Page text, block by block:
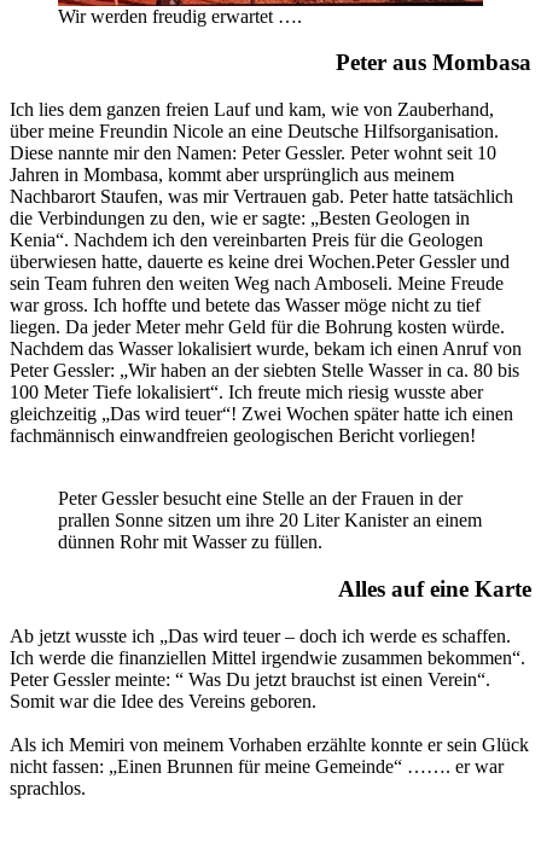
Wir werden freudig erwartet ….
Peter aus Mombasa
Ich lies dem ganzen freien Lauf und kam, wie von Zauberhand,
über meine Freundin Nicole an eine Deutsche Hilfsorganisation.
Diese nannte mir den Namen: Peter Gessler. Peter wohnt seit 10
Jahren in Mombasa, kommt aber ursprünglich aus meinem
Nachbarort Staufen, was mir Vertrauen gab. Peter hatte tatsächlich
die Verbindungen zu den, wie er sagte: „Besten Geologen in
Kenia“. Nachdem ich den vereinbarten Preis für die Geologen
überwiesen hatte, dauerte es keine drei Wochen.Peter Gessler und
sein Team fuhren den weiten Weg nach Amboseli. Meine Freude
war gross. Ich hoffte und betete das Wasser möge nicht zu tief
liegen. Da jeder Meter mehr Geld für die Bohrung kosten würde.
Nachdem das Wasser lokalisiert wurde, bekam ich einen Anruf von
Peter Gessler: „Wir haben an der siebten Stelle Wasser in ca. 80 bis
100 Meter Tiefe lokalisiert“. Ich freute mich riesig wusste aber
gleichzeitig „Das wird teuer“! Zwei Wochen später hatte ich einen
fachmännisch einwandfreien geologischen Bericht vorliegen!
Peter Gessler besucht eine Stelle an der Frauen in der
prallen Sonne sitzen um ihre 20 Liter Kanister an einem
dünnen Rohr mit Wasser zu füllen.
Alles auf eine Karte
Ab jetzt wusste ich „Das wird teuer – doch ich werde es schaffen.
Ich werde die finanziellen Mittel irgendwie zusammen bekommen“.
Peter Gessler meinte: “ Was Du jetzt brauchst ist einen Verein“.
Somit war die Idee des Vereins geboren.
Als ich Memiri von meinem Vorhaben erzählte konnte er sein Glück
nicht fassen: „Einen Brunnen für meine Gemeinde“ ……. er war
sprachlos.